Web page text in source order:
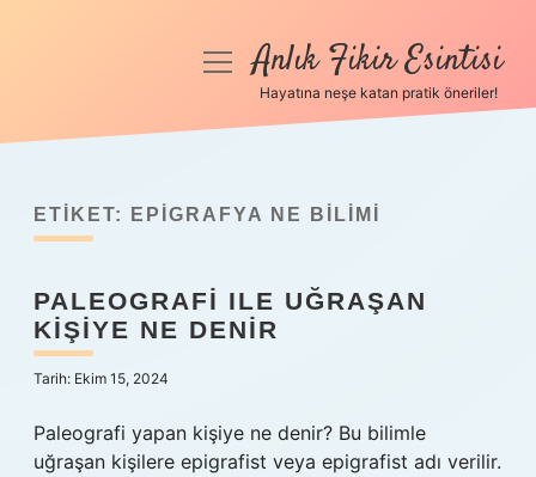
Anasayfa
Yasal Uyarı
Hakkımızda
menüyüAnlık Fikir Esintisi
Hayatına neşe katan pratik öneriler!
ETIKET: EPIGRAFYA NE BILIMI
PALEOGRAFI ILE UĞRAŞAN
KIŞIYE NE DENIR
Tarih: Ekim 15, 2024
Paleografi yapan kişiye ne denir? Bu bilimle
uğraşan kişilere epigrafist veya epigrafist adı verilir.